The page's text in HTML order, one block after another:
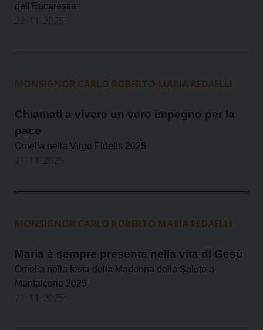
dell'Eucarestia
MONSIGNOR CARLO ROBERTO MARIA REDAELLI
Chiamati a vivere un vero impegno per la
pace
Omelia nella Virgo Fidelis 2025
MONSIGNOR CARLO ROBERTO MARIA REDAELLI
Maria è sempre presente nella vita di Gesù
Omelia nella festa della Madonna della Salute a
Monfalcone 2025